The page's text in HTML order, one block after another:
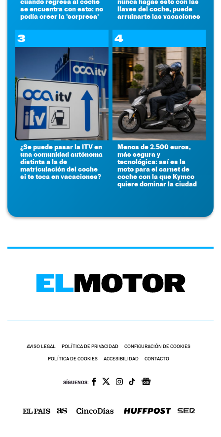
se encuentra con esto: no
podía creer la 'sorpresa'
llaves del coche, puede
arruinarte las vacaciones
3
¿Se puede pasar la ITV en
una comunidad autónoma
distinta a la de
matriculación del coche
si te toca en vacaciones?
4
Menos de 2.500 euros,
más segura y
tecnológica: así es la
moto para el carnet de
coche con la que Kymco
quiere dominar la ciudad
AVISO LEGAL POLÍTICA DE PRIVACIDAD CONFIGURACIÓN DE COOKIES
POLÍTICA DE COOKIES ACCESIBILIDAD CONTACTO
SÍGUENOS: